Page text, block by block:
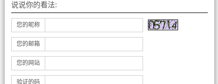
说说你的看法:
您的昵称
您的邮箱
您的网站
验证的码